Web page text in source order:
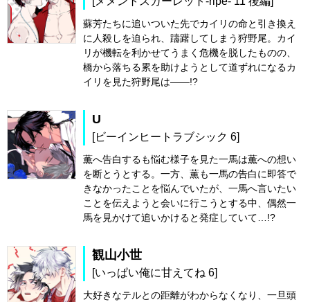
蘇芳たちに追いついた先でカイリの命と引き換え
に人殺しを迫られ、躊躇してしまう狩野尾。カイ
リが機転を利かせてうまく危機を脱したものの、
橋から落ちる累を助けようとして道ずれになるカ
イリを見た狩野尾は――!?
U
[ビーインヒートラブシック 6]
薫へ告白するも悩む様子を見た一馬は薫への想い
を断とうとする。一方、薫も一馬の告白に即答で
きなかったことを悩んでいたが、一馬へ言いたい
ことを伝えようと会いに行こうとする中、偶然一
馬を見かけて追いかけると発症していて…!?
観山小世
[いっぱい俺に甘えてね 6]
大好きなテルとの距離がわからなくなり、一旦頭